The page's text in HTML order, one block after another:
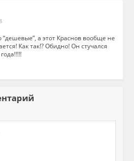
“дешевые”, а этот Краснов вообще не
Как так!? Обидно! Он стучался